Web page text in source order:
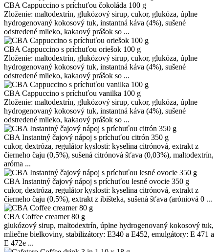
CBA Cappuccino s príchuťou čokoláda 100 g
Zloženie: maltodextrín, glukózový sirup, cukor, glukóza, úplne
hydrogenovaný kokosový tuk, instantná káva (4%), sušené
odstredené mlieko, kakaový prášok so ...
CBA Cappuccino s príchuťou oriešok 100 g
Zloženie: maltodextrín, glukózový sirup, cukor, glukóza, úplne
hydrogenovaný kokosový tuk, instantná káva (4%), sušené
odstredené mlieko, kakaový prášok so ...
CBA Cappuccino s príchuťou vanilka 100 g
Zloženie: maltodextrín, glukózový sirup, cukor, glukóza, úplne
hydrogenovaný kokosový tuk, instantná káva (4%), sušené
odstredené mlieko, kakaový prášok so ...
CBA Instantný čajový nápoj s príchuťou citrón 350 g
cukor, dextróza, regulátor kyslosti: kyselina citrónová, extrakt z
čierneho čaju (0,5%), sušená citrónová šťava (0,03%), maltodextrín,
aróma ...
CBA Instantný čajový nápoj s príchuťou lesné ovocie 350 g
cukor, dextróza, regulátor kyslosti: kyselina citrónová, extrakt z
čierneho čaju (0,5%), extrakt z ibišteka, sušená šťava (aróniová 0 ...
CBA Coffee creamer 80 g
glukózový sirup, maltodextrín, úplne hydrogenovaný kokosový tuk,
mliečne bielkoviny, stabilizátory: E340 a E452, emulgátory: E 471 a
E 472e ...